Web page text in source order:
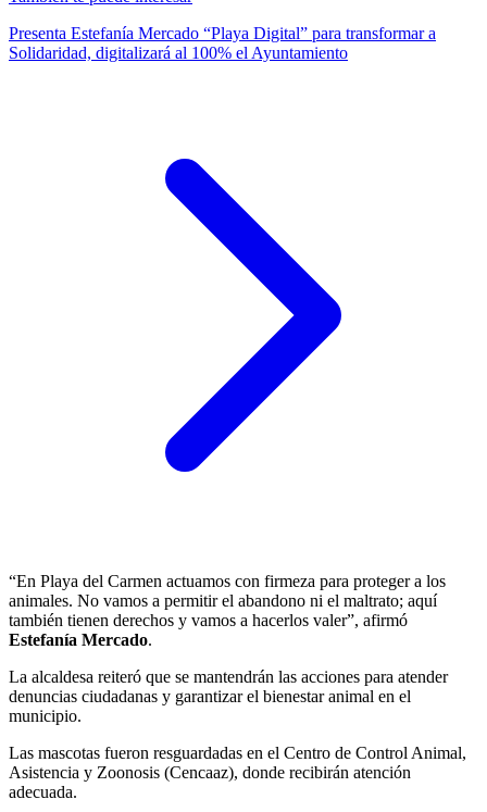
Presenta Estefanía Mercado “Playa Digital” para transformar a
Solidaridad, digitalizará al 100% el Ayuntamiento
“En Playa del Carmen actuamos con firmeza para proteger a los
animales. No vamos a permitir el abandono ni el maltrato; aquí
también tienen derechos y vamos a hacerlos valer”, afirmó
Estefanía Mercado.
La alcaldesa reiteró que se mantendrán las acciones para atender
denuncias ciudadanas y garantizar el bienestar animal en el
municipio.
Las mascotas fueron resguardadas en el Centro de Control Animal,
Asistencia y Zoonosis (Cencaaz), donde recibirán atención
adecuada.